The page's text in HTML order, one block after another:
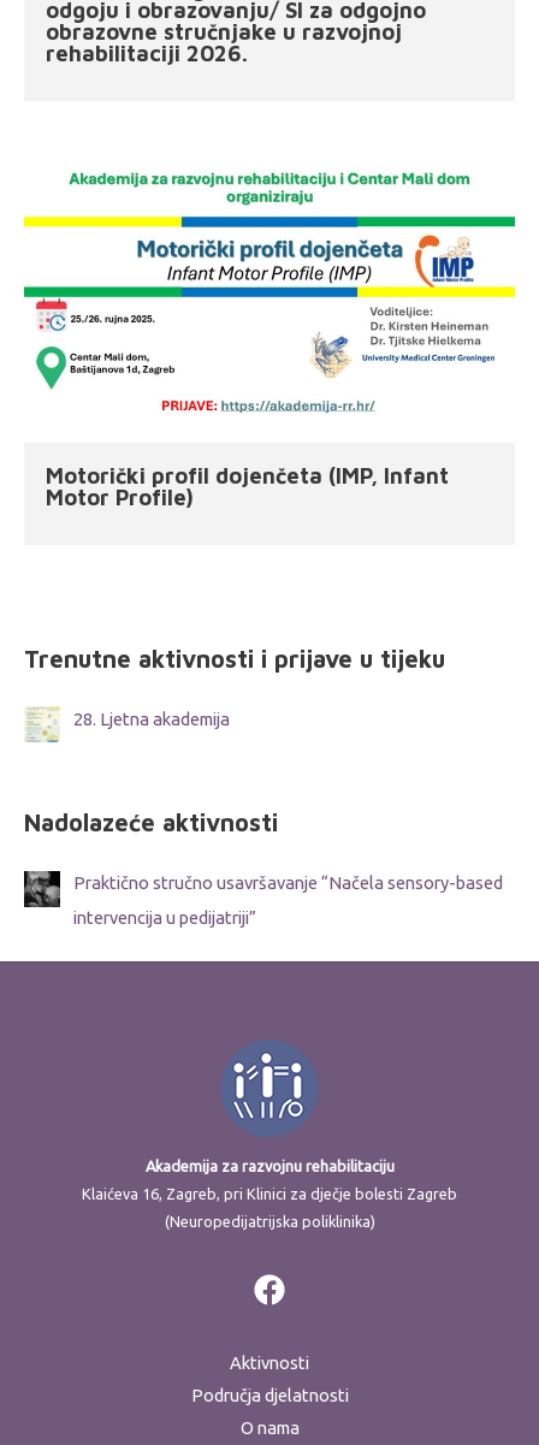
odgoju i obrazovanju/ SI za odgojno
obrazovne stručnjake u razvojnoj
rehabilitaciji 2026.
Motorički profil dojenčeta (IMP, Infant
Motor Profile)
Trenutne aktivnosti i prijave u tijeku
28. Ljetna akademija
Nadolazeće aktivnosti
Praktično stručno usavršavanje “Načela sensory-based
intervencija u pedijatriji”
Akademija za razvojnu rehabilitaciju
Klaićeva 16, Zagreb, pri Klinici za dječje bolesti Zagreb
(Neuropedijatrijska poliklinika)
Aktivnosti
Područja djelatnosti
O nama